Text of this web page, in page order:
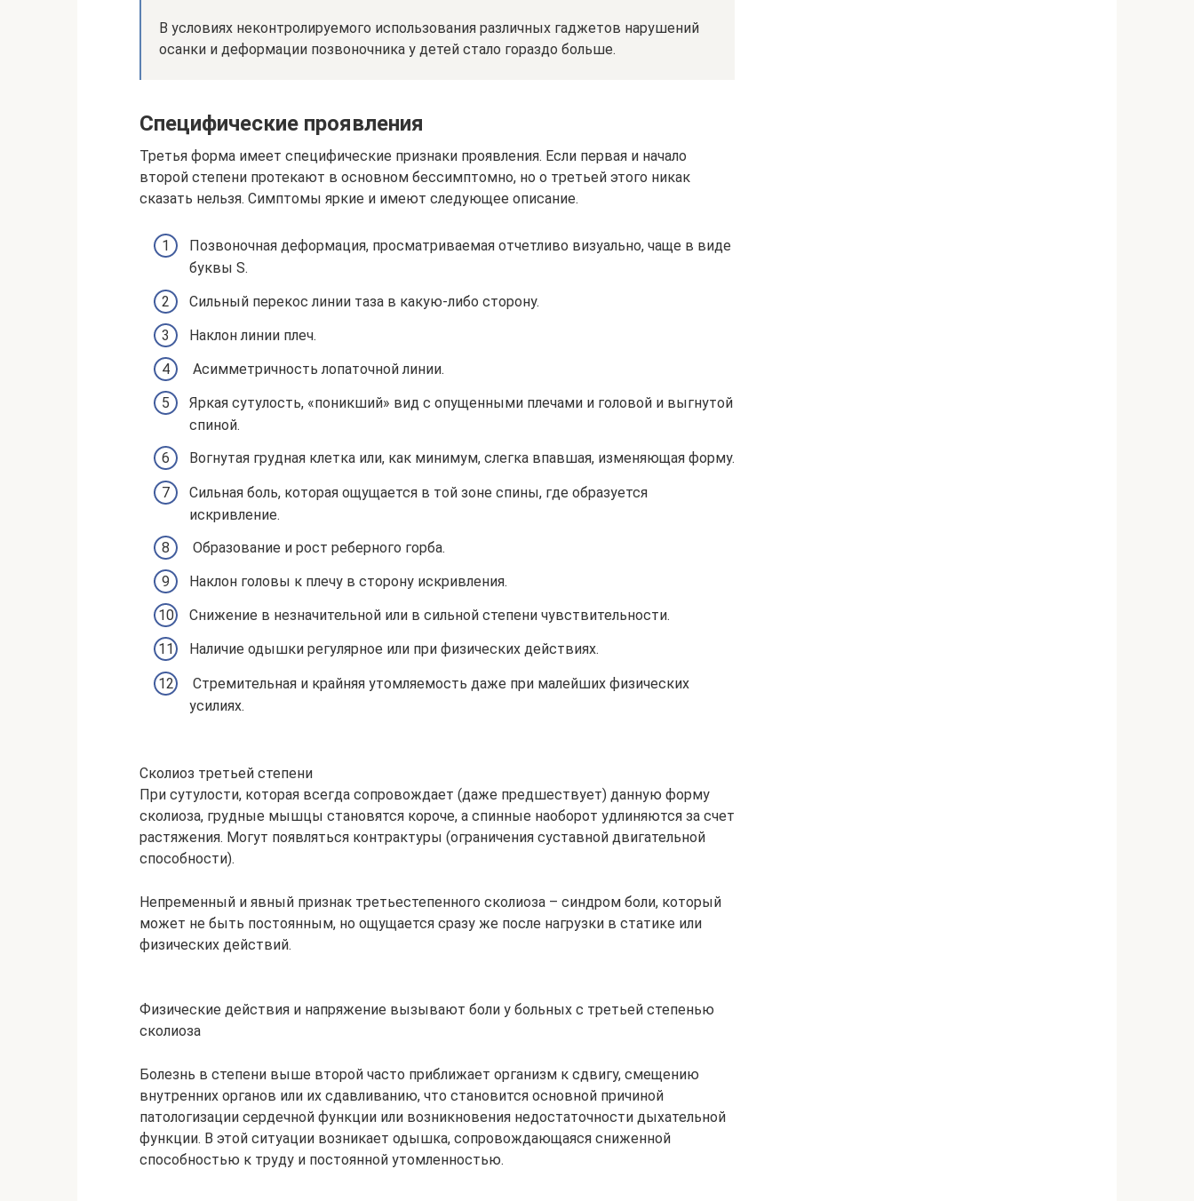
В условиях неконтролируемого использования различных гаджетов нарушений
осанки и деформации позвоночника у детей стало гораздо больше.
Специфические проявления
Третья форма имеет специфические признаки проявления. Если первая и начало
второй степени протекают в основном бессимптомно, но о третьей этого никак
сказать нельзя. Симптомы яркие и имеют следующее описание.
Позвоночная деформация, просматриваемая отчетливо визуально, чаще в виде
буквы S.
Сильный перекос линии таза в какую-либо сторону.
Наклон линии плеч.
Асимметричность лопаточной линии.
Яркая сутулость, «поникший» вид с опущенными плечами и головой и выгнутой
спиной.
Вогнутая грудная клетка или, как минимум, слегка впавшая, изменяющая форму.
Сильная боль, которая ощущается в той зоне спины, где образуется
искривление.
Образование и рост реберного горба.
Наклон головы к плечу в сторону искривления.
Снижение в незначительной или в сильной степени чувствительности.
Наличие одышки регулярное или при физических действиях.
Стремительная и крайняя утомляемость даже при малейших физических
усилиях.
Сколиоз третьей степени
При сутулости, которая всегда сопровождает (даже предшествует) данную форму
сколиоза, грудные мышцы становятся короче, а спинные наоборот удлиняются за счет
растяжения. Могут появляться контрактуры (ограничения суставной двигательной
способности).
Непременный и явный признак третьестепенного сколиоза – синдром боли, который
может не быть постоянным, но ощущается сразу же после нагрузки в статике или
физических действий.
Физические действия и напряжение вызывают боли у больных с третьей степенью
сколиоза
Болезнь в степени выше второй часто приближает организм к сдвигу, смещению
внутренних органов или их сдавливанию, что становится основной причиной
патологизации сердечной функции или возникновения недостаточности дыхательной
функции. В этой ситуации возникает одышка, сопровождающаяся сниженной
способностью к труду и постоянной утомленностью.